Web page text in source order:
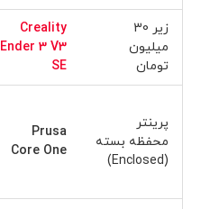
زیر 30
میلیون
تومان
Creality
Ender 3 V3
SE
پرینتر
محفظه بسته
(Enclosed)
Prusa
Core One